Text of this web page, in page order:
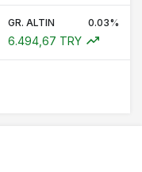
GR. ALTIN 0.03%
6.494,67 TRY